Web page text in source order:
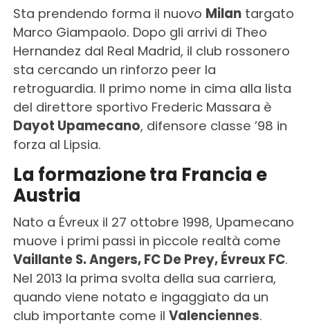
Sta prendendo forma il nuovo Milantargato
Marco Giampaolo. Dopo gli arrivi di Theo
Hernandez dal Real Madrid, il club rossonero
sta cercando un rinforzo peer la
retroguardia. Il primo nome in cima alla lista
del direttore sportivo Frederic Massara è
Dayot Upamecano, difensore classe ’98 in
forza al Lipsia.
La formazione tra Francia e
Austria
Nato a Évreux il 27 ottobre 1998, Upamecano
muove i primi passi in piccole realtà come
Vaillante S. Angers, FC De Prey, Évreux FC.
Nel 2013 la prima svolta della sua carriera,
quando viene notato e ingaggiato da un
club importante come il Valenciennes.